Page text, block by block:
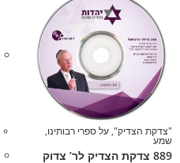
"צדקת הצדיק",על ספרי רבותינו,
שמע
889 צדקת הצדיק לר’ צדוק